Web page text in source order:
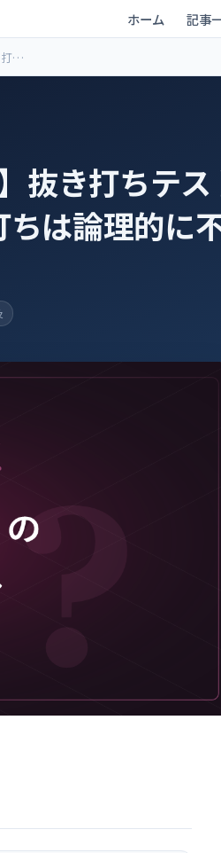
ホーム 記事
ち
れ
抜き打ちテ
は論理的に